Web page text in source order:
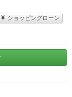
ショッピングローン